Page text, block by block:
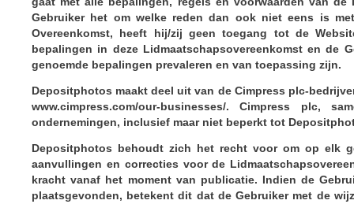
Gebruiker het om welke reden dan ook niet eens is
Overeenkomst, heeft hij/zij geen toegang tot de
bepalingen in deze Lidmaatschapsovereenkomst en de
genoemde bepalingen prevaleren en van toepassing zijn.
Depositphotos maakt deel uit van de Cimpress plc-
www.cimpress.com/our-businesses/. Cimpress plc,
ondernemingen, inclusief maar niet beperkt tot
Depositphotos behoudt zich het recht voor om op elk
aanvullingen en correcties voor de
kracht vanaf het moment van publicatie. Indien de
plaatsgevonden, betekent dit dat de Gebruiker met de